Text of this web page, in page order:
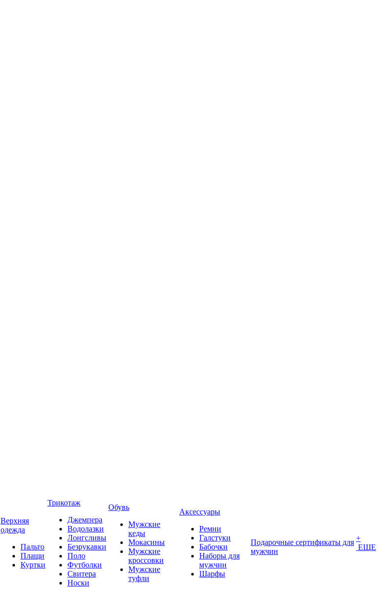
Верхняя
одежда
Пальто
Плащи
Куртки
Трикотаж
Джемпера
Водолазки
Лонгсливы
Безрукавки
Поло
Футболки
Свитера
Носки
Обувь
Мужские
кеды
Мокасины
Мужские
кроссовки
Мужские
туфли
Аксессуары
Ремни
Галстуки
Бабочки
Наборы для
мужчин
Шарфы
Подарочные сертификаты для
мужчин
+
ЕЩЕ